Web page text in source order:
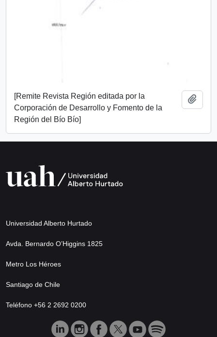
[Remite Revista Región editada por la
Corporación de Desarrollo y Fomento de la
Región del Bío Bío]
Universidad Alberto Hurtado
Avda. Bernardo O’Higgins 1825
Metro Los Héroes
Santiago de Chile
Teléfono +56 2 2692 0200